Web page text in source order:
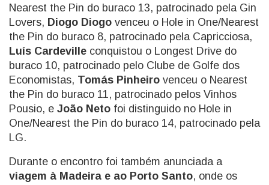
Nearest the Pin do buraco 13, patrocinado pela Gin
Lovers, Diogo Diogo venceu o Hole in One/Nearest
the Pin do buraco 8, patrocinado pela Capricciosa,
Luís Cardeville conquistou o Longest Drive do
buraco 10, patrocinado pelo Clube de Golfe dos
Economistas, Tomás Pinheiro venceu o Nearest
the Pin do buraco 11, patrocinado pelos Vinhos
Pousio, e João Neto foi distinguido no Hole in
One/Nearest the Pin do buraco 14, patrocinado pela
LG.
Durante o encontro foi também anunciada a
viagem à Madeira e ao Porto Santo, onde os